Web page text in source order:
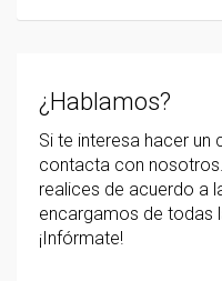
¿Hablamos?
Si te interesa hacer
contacta con
realices de acuerdo a
encargamos de todas
¡Infórmate!